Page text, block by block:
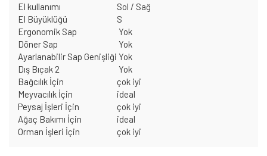
El kullanımı
Sol / Sağ
El Büyüklüğü
S
Ergonomik Sap
Yok
Döner Sap
Yok
Ayarlanabilir Sap Genişliği Yok
Dış Bıçak 2
Yok
Bağcılık İçin
çok iyi
Meyvacılık İçin
ideal
Peysaj İşleri İçin
çok iyi
Ağaç Bakımı İçin
ideal
Orman İşleri İçin
çok iyi